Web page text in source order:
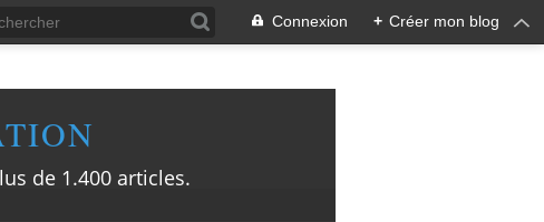
Connexion + Créer mon blog
de 1.400 articles.